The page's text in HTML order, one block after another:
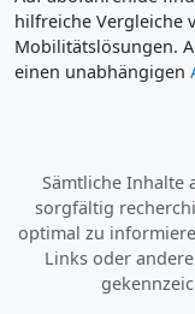
hilfreiche Vergleiche
Mobilitätslösungen.
einen unabhängigen
Sämtliche Inhalte
sorgfältig
optimal zu
Links oder